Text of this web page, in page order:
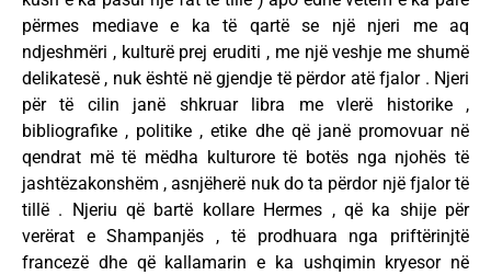
përmes mediave e ka të qartë se një njeri me aq
ndjeshmëri , kulturë prej eruditi , me një veshje me shumë
delikatesë , nuk është në gjendje të përdor atë fjalor . Njeri
për të cilin janë shkruar libra me vlerë historike ,
bibliografike , politike , etike dhe që janë promovuar në
qendrat më të mëdha kulturore të botës nga njohës të
jashtëzakonshëm , asnjëherë nuk do ta përdor një fjalor të
tillë . Njeriu që bartë kollare Hermes , që ka shije për
verërat e Shampanjës , të prodhuara nga priftërinjtë
francezë dhe që kallamarin e ka ushqimin kryesor në